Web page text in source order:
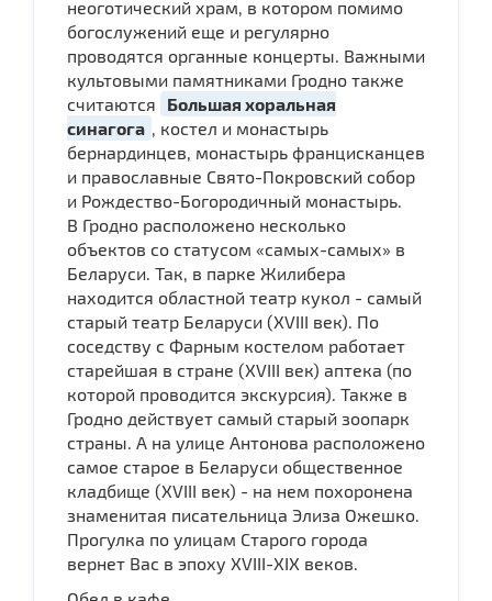
неоготический храм, в котором помимо
богослужений еще и регулярно
проводятся органные концерты. Важными
культовыми памятниками Гродно также
считаются
Большая хоральная
синагога
, костел и монастырь
бернардинцев, монастырь францисканцев
и православные Свято-Покровский собор
и Рождество-Богородичный монастырь.
В Гродно расположено несколько
объектов со статусом «самых-самых» в
Беларуси. Так, в парке Жилибера
находится областной театр кукол - самый
старый театр Беларуси (XVIII век). По
соседству с Фарным костелом работает
старейшая в стране (XVIII век) аптека (по
которой проводится экскурсия). Также в
Гродно действует самый старый зоопарк
страны. А на улице Антонова расположено
самое старое в Беларуси общественное
кладбище (XVIII век) - на нем похоронена
знаменитая писательница Элиза Ожешко.
Прогулка по улицам Старого города
вернет Вас в эпоху XVIII-XIX веков.